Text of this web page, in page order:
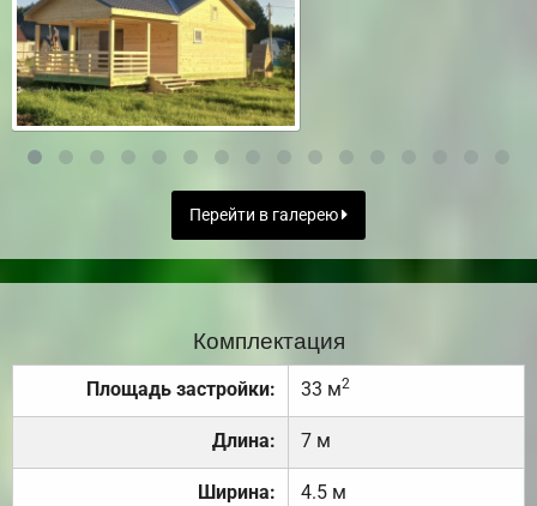
Перейти в галерею
Комплектация
Площадь застройки: 33 м2
Длина: 7 м
Ширина: 4.5 м